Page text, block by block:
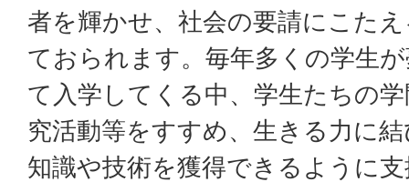
者を輝かせ、社会の要請にこた
ておられます。毎年多くの学生
て入学してくる中、学生たちの
究活動等をすすめ、生きる力に
知識や技術を獲得できるように